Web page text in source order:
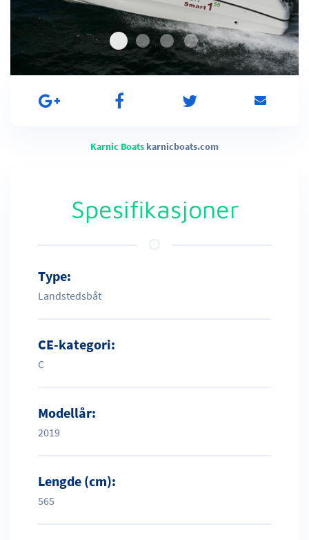
Karnic Boats karnicboats.com
Spesifikasjoner
Type:
Landstedsbåt
CE-kategori:
C
Modellår:
2019
Lengde (cm):
565